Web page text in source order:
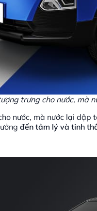
trưng cho nước, mà
nước, mà nước lại
đến tâm lý và tinh